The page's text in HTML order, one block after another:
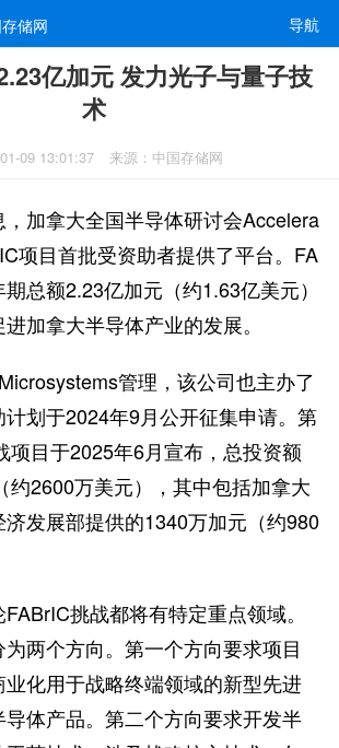
储网 导航
亿加元 发力光子与量子技
术
09 13:01:37 来源：中国存储网
加拿大全国半导体研讨会Accelera
项目首批受资助者提供了平台。FA
总额2.23亿加元（约1.63亿美元）
加拿大半导体产业的发展。
管理，该公司也主办了
划于2024年9月公开征集申请。第
项目于2025年6月宣布，总投资额
约2600万美元），其中包括加拿大
发展部提供的1340万加元（约980
挑战都将有特定重点领域。
两个方向。第一个方向要求项目
化用于战略终端领域的新型先进
体产品。第二个方向要求开发半